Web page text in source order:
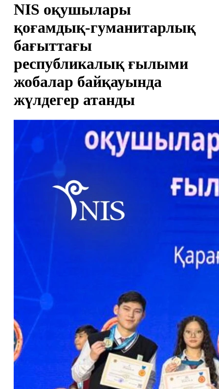
NIS оқушылары
қоғамдық-гуманитарлық
бағыттағы
республикалық ғылыми
жобалар байқауында
жүлдегер атанды